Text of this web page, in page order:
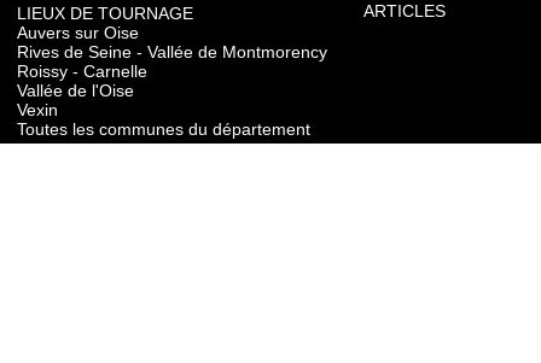
LIEUX DE TOURNAGE
Auvers sur Oise
Rives de Seine - Vallée de Montmorency
Roissy - Carnelle
Vallée de l'Oise
Vexin
Toutes les communes du département
ARTICLES